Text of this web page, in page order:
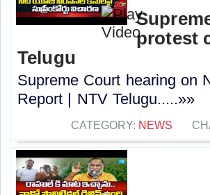
protest
Telugu
Supreme Court hearing on
Report | NTV Telugu.....»»
CATEGORY: NEWS